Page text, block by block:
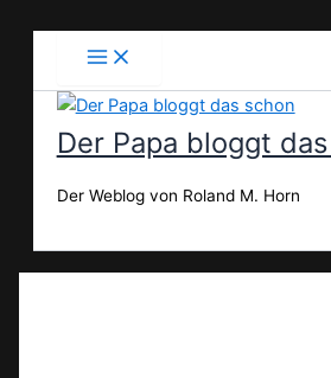
Der Papa bloggt
Der Weblog von Roland M. Horn